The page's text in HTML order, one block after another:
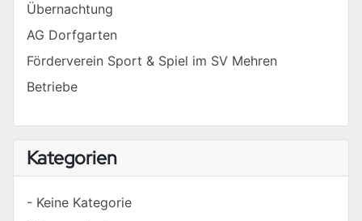
Übernachtung
AG Dorfgarten
Förderverein Sport & Spiel im SV Mehren
Betriebe
Kategorien
- Keine Kategorie